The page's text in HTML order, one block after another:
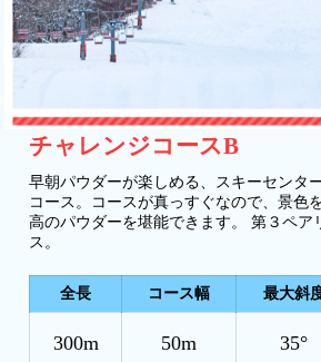
チャレンジコースB
早朝パウダーが楽しめる、スキーセンタ
コース。コースが真っすぐなので、景色
高のパウダーを堪能できます。 第３ペア
ス。
全長 コース幅 最大斜
300m 50m 35°